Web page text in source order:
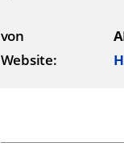
von
Website: